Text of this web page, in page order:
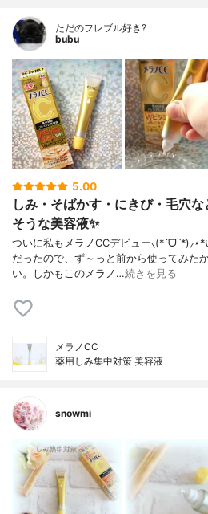
ただのフレブル好き?
bubu
5.00
しみ・そばかす・にきび・毛穴
そうな美容液✨
ついに私もメラノCCデビュー
だったので、ず～っと前から使ってみた
い。しかもこのメラノ…続きを見る
メラノCC
薬用しみ集中対策 美容液
snowmi